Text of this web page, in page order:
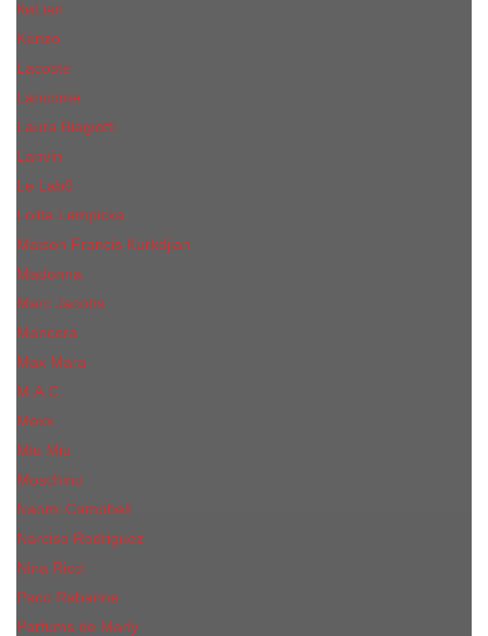
КиLian
Kenzo
Lacoste
Lancome
Laura Biagiotti
Lanvin
Lе Lab0
Lolita Lempicka
Maison Francis Kurkdjian
Madonna
Marc Jacobs
Mancera
Max Mara
M.А.C.
Mexx
Miu Miu
Mоsсhino
Naomi Campbell
Narciso Rodriguez
Nina Ricci
Paco Rabanne
Parfums de Marly